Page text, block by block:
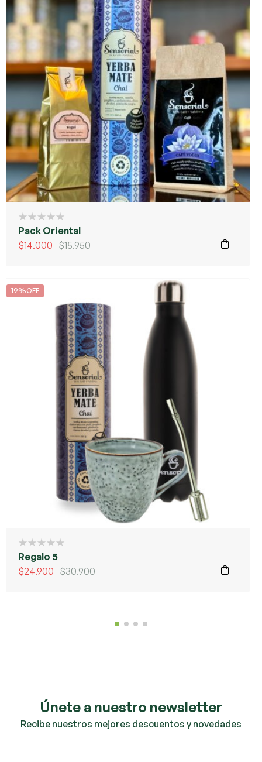
Pack Oriental
$15.950
$14.000
19%OFF
Regalo 5
$30.900
$24.900
Únete a nuestro newsletter
Recibe nuestros mejores descuentos y novedades